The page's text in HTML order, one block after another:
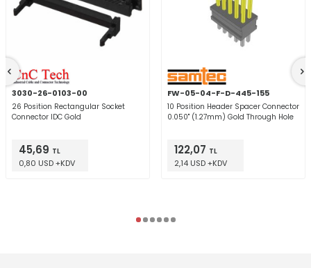
3030-26-0103-00
26 Position Rectangular Socket
Connector IDC Gold
45,69 TL
0,80 USD +KDV
FW-05-04-F-D-445-155
10 Position Header Spacer Connector
0.050" (1.27mm) Gold Through Hole
122,07 TL
2,14 USD +KDV